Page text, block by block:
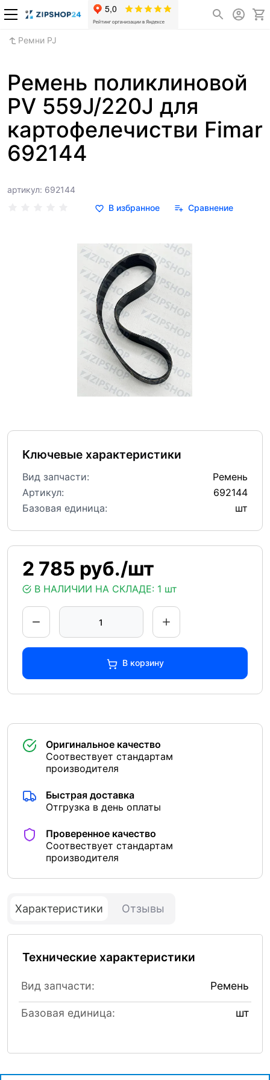
Ремни PJ
Ремень поликлиновой
PV 559J/220J для
картофелечистви Fimar
692144
артикул: 692144
В избранное
Сравнение
2 785 руб./шт
В НАЛИЧИИ НА СКЛАДЕ: 1 шт
В корзину
Ключевые характеристики
Вид запчасти:
Ремень
Артикул:
692144
Базовая единица:
шт
Оригинальное качество
Соотвествует стандартам
производителя
Быстрая доставка
Отгрузка в день оплаты
Проверенное качество
Соотвествует стандартам
производителя
Характеристики Отзывы
Технические характеристики
Вид запчасти: Ремень
Базовая единица: шт